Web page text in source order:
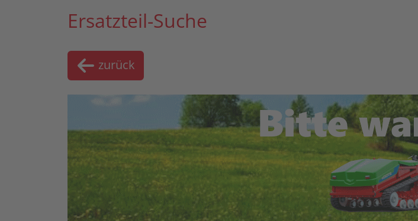
Ersatzteil-Suche
zurück